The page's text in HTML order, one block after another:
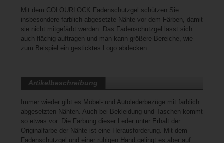
Mit dem COLOURLOCK Fadenschutzgel schützen Sie
insbesondere farblich abgesetzte Nähte vor dem Färben, damit
sie nicht mitgefärbt werden. Das Fadenschutzgel lässt sich
auch flächig auftragen und man kann größere Bereiche, wie
zum Beispiel ein gesticktes Logo abdecken.
Artikelbeschreibung
Immer wieder gibt es Möbel- und Autolederbezüge mit farblich
abgesetzten Nähten. Auch bei Bekleidung und Taschen kommt
so etwas vor. Die Färbung dieser Leder unter Erhalt der
Originalfarbe der Nähte ist eine Herausforderung. Mit dem
Fadenschutzgel und einer ruhigen Hand gelingt es aber auf